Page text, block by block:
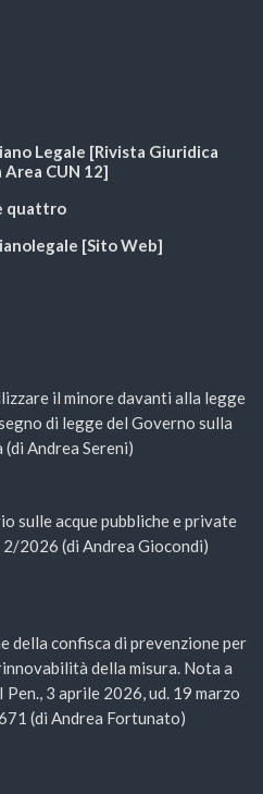
Legale [Rivista Giuridica
CUN 12]
quattro
[Sito Web]
il minore davanti alla legge
di legge del Governo sulla
Andrea Sereni)
sulle acque pubbliche e private
2026 (di Andrea Giocondi)
della confisca di prevenzione per
della misura. Nota a
Pen., 3 aprile 2026, ud. 19 marzo
(di Andrea Fortunato)